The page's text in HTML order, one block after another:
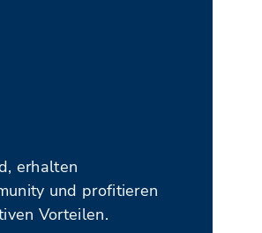
erhalten
und profitieren
Vorteilen.